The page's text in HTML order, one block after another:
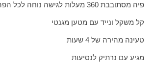
פיה מסתובבת 360 מעלות לגישה נוחה לכל הפה
קל משקל ונייד עם מטען מגנטי
טעינה מהירה של 4 שעות
מגיע עם נרתיק לנסיעות